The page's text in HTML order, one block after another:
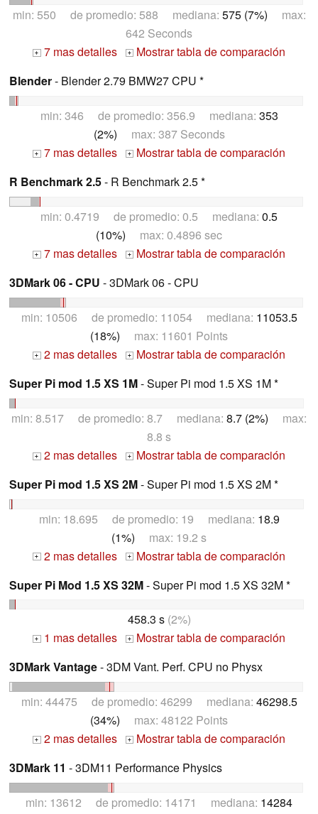
min: 550 de promedio: 588 mediana: 575 (7%) max:
642 Seconds
+ 7 mas detalles +
Mostrar tabla de comparación
Blender- Blender 2.79 BMW27 CPU *
min: 346 de promedio: 356.9 mediana: 353
(2%) max: 387 Seconds
+ 7 mas detalles +
Mostrar tabla de comparación
R Benchmark 2.5- R Benchmark 2.5 *
min: 0.4719 de promedio: 0.5 mediana: 0.5
(10%) max: 0.4896 sec
+ 7 mas detalles +
Mostrar tabla de comparación
3DMark 06 - CPU - 3DMark 06 - CPU
min: 10506 de promedio: 11054 mediana: 11053.5
(18%) max: 11601 Points
+ 2 mas detalles +
Mostrar tabla de comparación
Super Pi mod 1.5 XS 1M- Super Pi mod 1.5 XS 1M *
min: 8.517 de promedio: 8.7 mediana: 8.7 (2%) max:
8.8 s
+ 2 mas detalles +
Mostrar tabla de comparación
Super Pi mod 1.5 XS 2M- Super Pi mod 1.5 XS 2M *
min: 18.695 de promedio: 19 mediana: 18.9
(1%) max: 19.2 s
+ 2 mas detalles +
Mostrar tabla de comparación
Super Pi Mod 1.5 XS 32M- Super Pi mod 1.5 XS 32M *
458.3 s(2%)
+ 1 mas detalles +
Mostrar tabla de comparación
3DMark Vantage- 3DM Vant. Perf. CPU no Physx
min: 44475 de promedio: 46299 mediana: 46298.5
(34%) max: 48122 Points
+ 2 mas detalles +
Mostrar tabla de comparación
3DMark 11 - 3DM11 Performance Physics
min: 13612 de promedio: 14171 mediana: 14284